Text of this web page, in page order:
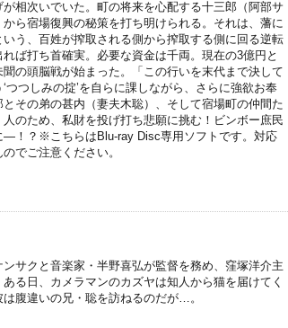
相次いでいた。町の将来を心配する十三郎（阿部サ
ら宿場復興の秘策を打ち明けられる。それは、藩に
う、百姓が搾取される側から搾取する側に回る逆転
ば打ち首確実。必要な資金は千両。現在の3億円と
の頭脳戦が始まった。「この行いを末代まで決して
つつしみの掟’を自らに課しながら、さらに強欲お奉
その弟の甚内（妻夫木聡）、そして宿場町の仲間た
のため、私財を投げ打ち悲願に挑む！ビンボー庶民
―！？※こちらはBlu-ray Disc専用ソフトです。対応
でご注意ください。
ンサクと音楽家・半野喜弘が監督を務め、窪塚洋介主
る日、カメラマンのカズヤは知人から猫を届けてく
腹違いの兄・聡を訪ねるのだが…。